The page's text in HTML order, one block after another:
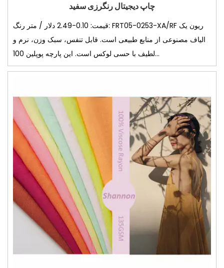
چاپ دیجیتال رنگرزی سفید
قیمت: 0.10-2.49 دلار / متر رنگ: FRT05-0253-XA/RF ریون یک
الیاف مصنوعی از منابع طبیعی است. قابل تنفس، سبک وزن، نرم و
لطیف با حسی لوکس است. این پارچه پوپلین 100...